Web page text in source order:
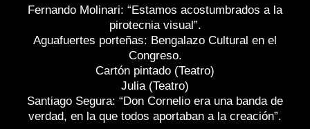
Fernando Molinari: “Estamos acostumbrados a la
pirotecnia visual”.
Aguafuertes porteñas: Bengalazo Cultural en el
Congreso.
Cartón pintado (Teatro)
Julia (Teatro)
Santiago Segura: “Don Cornelio era una banda de
verdad, en la que todos aportaban a la creación”.